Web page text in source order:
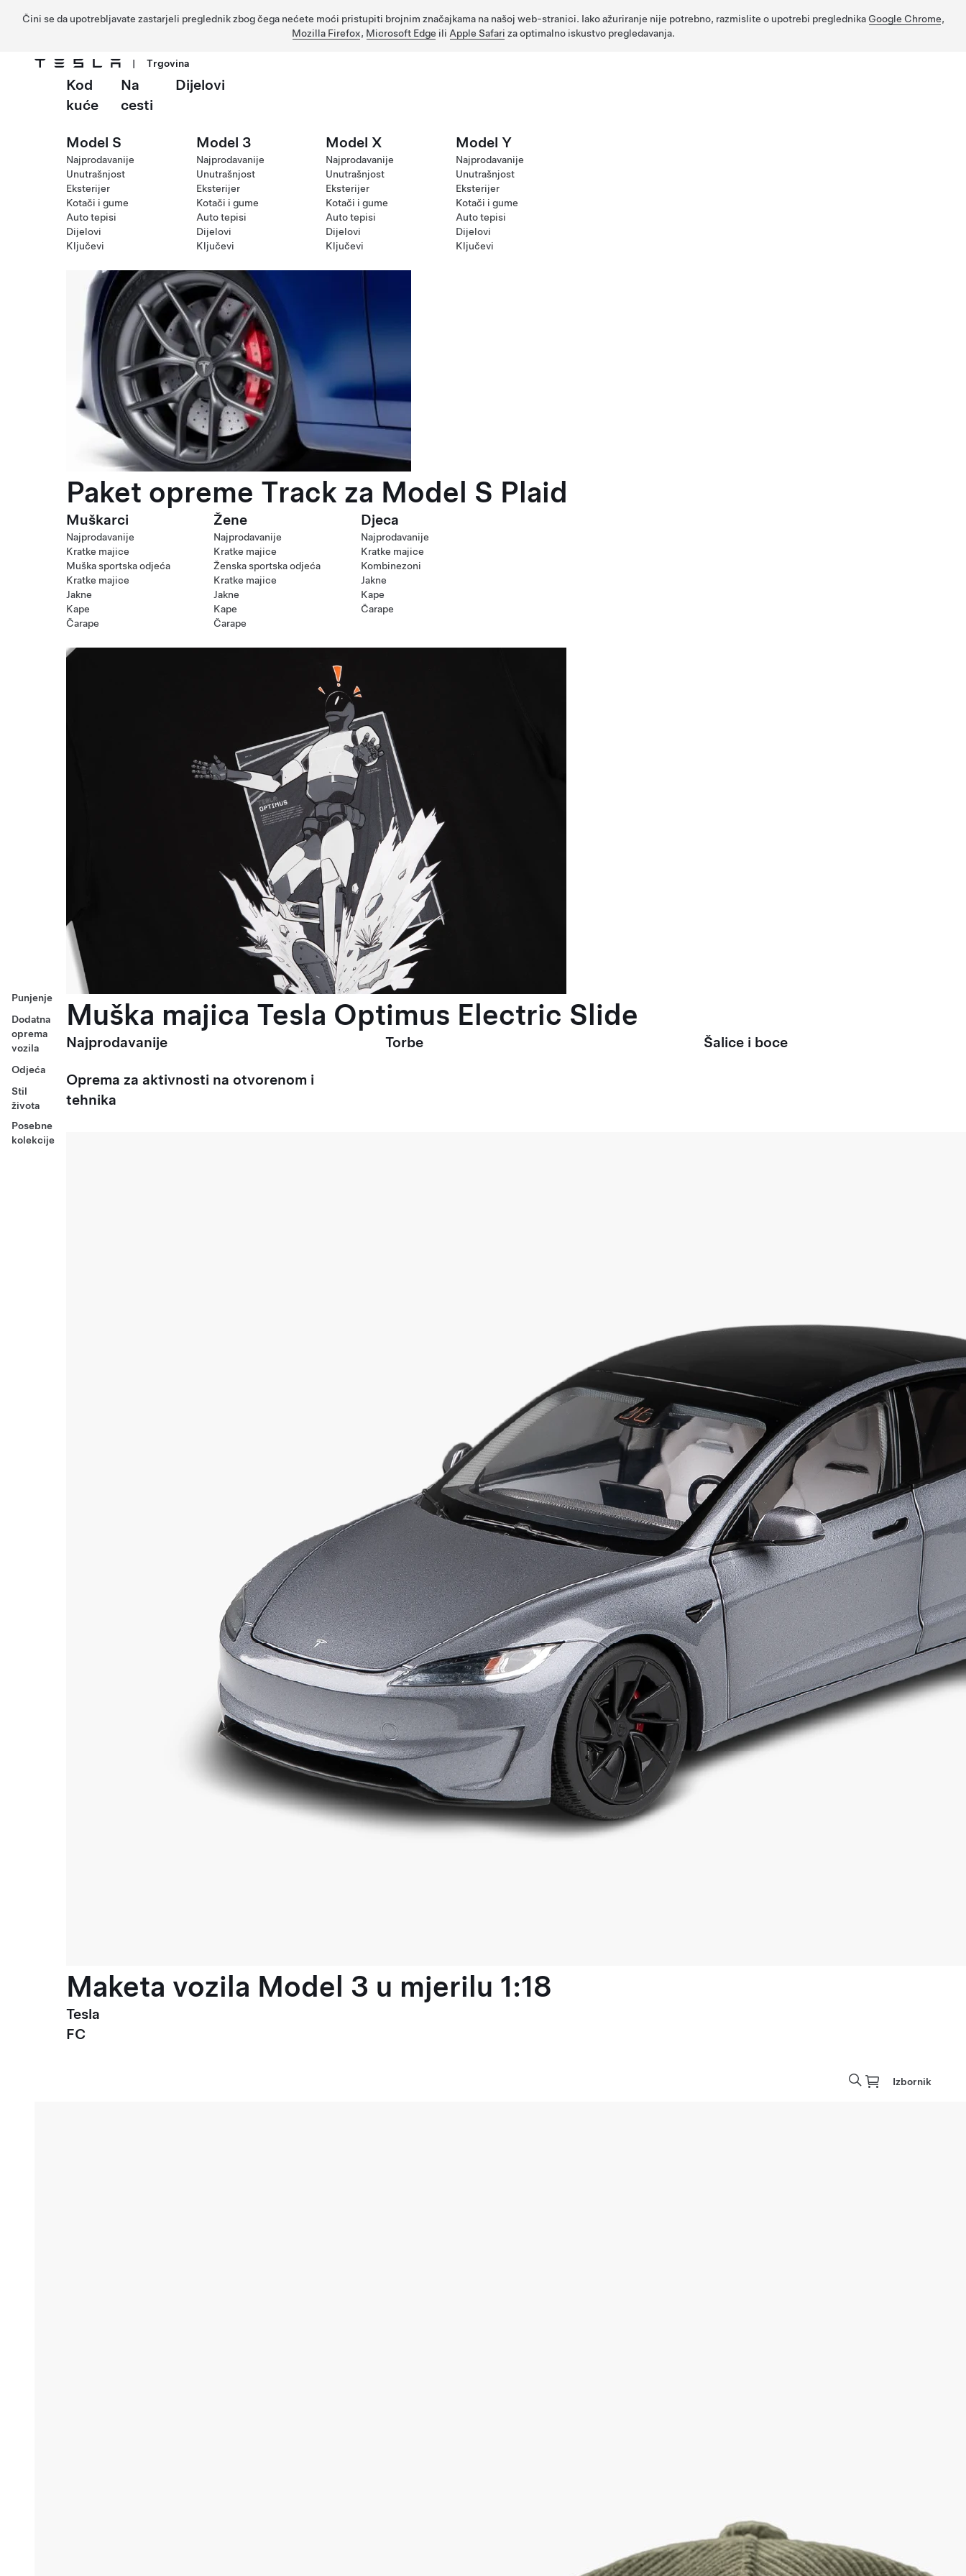
Čini se da upotrebljavate zastarjeli preglednik zbog čega nećete moći pristupiti brojnim značajkama na našoj web-stranici. Iako ažuriranje nije potrebno, razmislite o upotrebi preglednika Google Chrome,
Mozilla Firefox, Microsoft Edge ili Apple Safari za optimalno iskustvo pregledavanja.
Prijeđite na glavni sadržaj
| Trgovina
Punjenje
Dodatna
oprema
vozila
Odjeća
Stil
života
Posebne
kolekcije
Kod
kuće
Na
cesti
Dijelovi
Model S
Najprodavanije
Unutrašnjost
Eksterijer
Kotači i gume
Auto tepisi
Dijelovi
Ključevi
Model 3
Najprodavanije
Unutrašnjost
Eksterijer
Kotači i gume
Auto tepisi
Dijelovi
Ključevi
Model X
Najprodavanije
Unutrašnjost
Eksterijer
Kotači i gume
Auto tepisi
Dijelovi
Ključevi
Model Y
Najprodavanije
Unutrašnjost
Eksterijer
Kotači i gume
Auto tepisi
Dijelovi
Ključevi
Paket opreme Track za Model S Plaid
Muškarci
Najprodavanije
Kratke majice
Muška sportska odjeća
Kratke majice
Jakne
Kape
Čarape
Žene
Najprodavanije
Kratke majice
Ženska sportska odjeća
Kratke majice
Jakne
Kape
Čarape
Djeca
Najprodavanije
Kratke majice
Kombinezoni
Jakne
Kape
Čarape
Muška majica Tesla Optimus Electric Slide
Najprodavanije Torbe Šalice i boce
Oprema za aktivnosti na otvorenom i
tehnika
Maketa vozila Model 3 u mjerilu 1:18
Tesla
FC
Izbornik